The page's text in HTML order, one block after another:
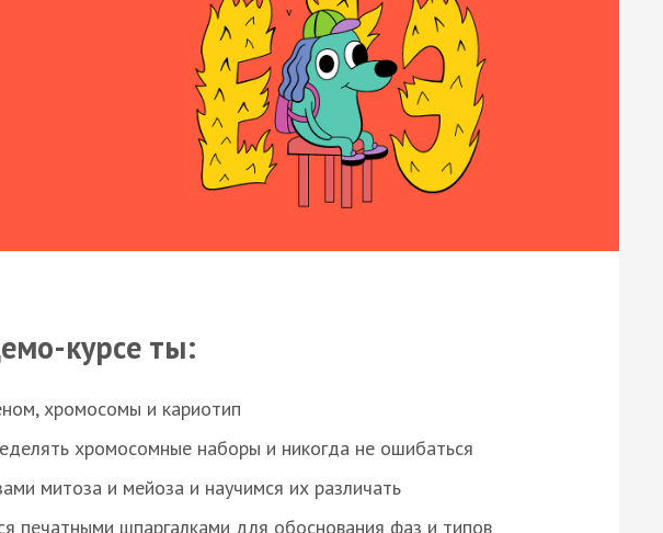
курсе ты:
хромосомы и кариотип
хромосомные наборы и никогда не ошибаться
митоза и мейоза и научимся их различать
печатными шпаргалками для обоснования фаз и типов